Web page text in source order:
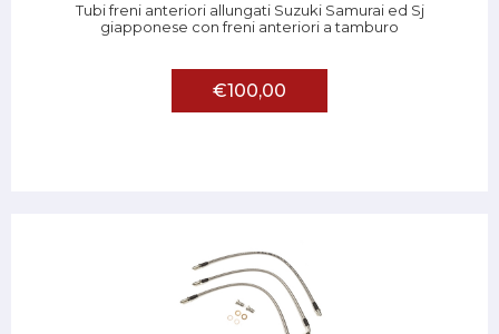
Tubi freni anteriori allungati Suzuki Samurai ed Sj
giapponese con freni anteriori a tamburo
€100,00